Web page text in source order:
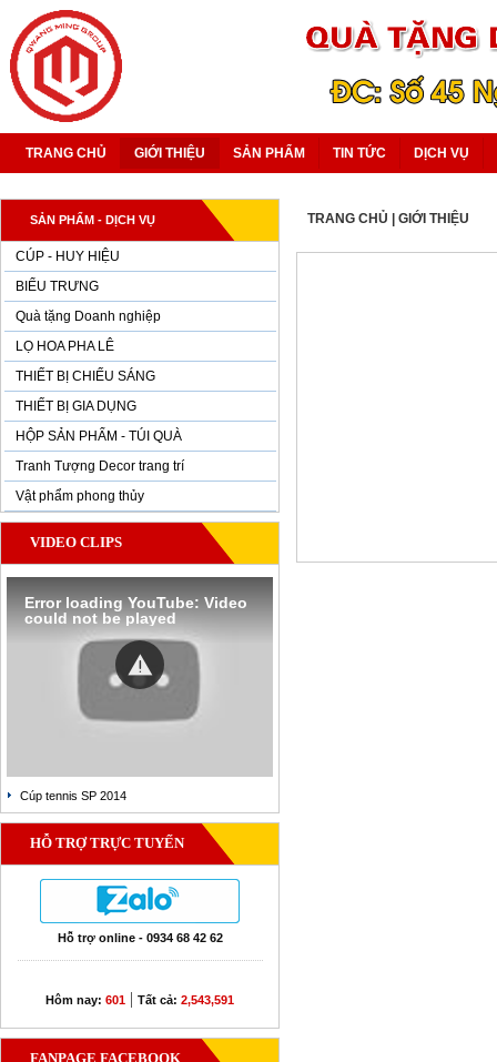
TRANG CHỦ GIỚI THIỆU SẢN PHẨM TIN TỨC DỊCH VỤ
SẢN PHẨM - DỊCH VỤ
CÚP - HUY HIỆU
BIỂU TRƯNG
Quà tặng Doanh nghiệp
LỌ HOA PHA LÊ
THIẾT BỊ CHIẾU SÁNG
THIẾT BỊ GIA DỤNG
HỘP SẢN PHẨM - TÚI QUÀ
Tranh Tượng Decor trang trí
Vật phẩm phong thủy
VIDEO CLIPS
Error loading YouTube: Video
could not be played
Cúp tennis SP 2014
HỖ TRỢ TRỰC TUYẾN
Hỗ trợ online - 0934 68 42 62
Hôm nay: 601 | Tất cả: 2,543,591
FANPAGE FACEBOOK
TRANG CHỦ GIỚI THIỆU